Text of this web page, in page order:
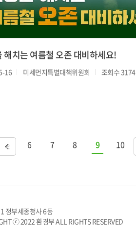
해치는 여름철 오존 대비하세요!
16 미세먼지특별대책위원회 조회수 3174
< 6 7 8 9 10
정부세종청사 6동
ⓒ 2022 환경부 ALL RIGHTS RESERVED